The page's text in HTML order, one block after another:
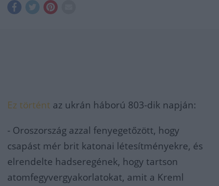
Ez történt az ukrán háború 803-dik napján:
- Oroszország azzal fenyegetőzött, hogy
csapást mér brit katonai létesítményekre, és
elrendelte hadseregének, hogy tartson
atomfegyvergyakorlatokat, amit a Kreml